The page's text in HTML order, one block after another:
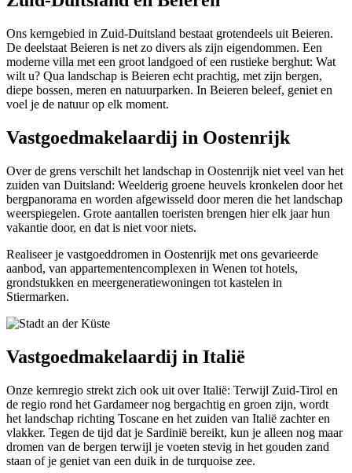
Ons kerngebied in Zuid-Duitsland bestaat grotendeels uit Beieren.
De deelstaat Beieren is net zo divers als zijn eigendommen. Een
moderne villa met een groot landgoed of een rustieke berghut: Wat
wilt u? Qua landschap is Beieren echt prachtig, met zijn bergen,
diepe bossen, meren en natuurparken. In Beieren beleef, geniet en
voel je de natuur op elk moment.
Vastgoedmakelaardij in Oostenrijk
Over de grens verschilt het landschap in Oostenrijk niet veel van het
zuiden van Duitsland: Weelderig groene heuvels kronkelen door het
bergpanorama en worden afgewisseld door meren die het landschap
weerspiegelen. Grote aantallen toeristen brengen hier elk jaar hun
vakantie door, en dat is niet voor niets.
Realiseer je vastgoeddromen in Oostenrijk met ons gevarieerde
aanbod, van appartementencomplexen in Wenen tot hotels,
grondstukken en meergeneratiewoningen tot kastelen in
Stiermarken.
Vastgoedmakelaardij in Italië
Onze kernregio strekt zich ook uit over Italië: Terwijl Zuid-Tirol en
de regio rond het Gardameer nog bergachtig en groen zijn, wordt
het landschap richting Toscane en het zuiden van Italië zachter en
vlakker. Tegen de tijd dat je Sardinië bereikt, kun je alleen nog maar
dromen van de bergen terwijl je voeten stevig in het gouden zand
staan of je geniet van een duik in de turquoise zee.